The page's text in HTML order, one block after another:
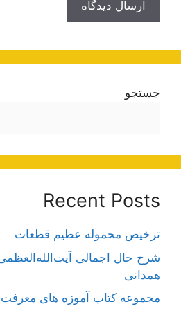
جستجو
Recent Posts
ترخیص محموله عظیم قطعات
شرح حال اجمالی
همدانی
مجموعه کتاب آموزه های معرفت